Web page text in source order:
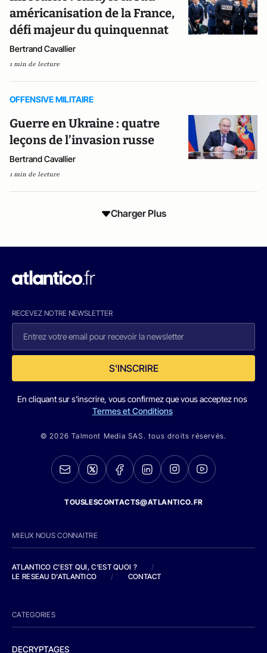
américanisation de la France,
défi majeur du quinquennat
Bertrand Cavallier
1 min de lecture
OFFENSIVE MILITAIRE
Guerre en Ukraine : quatre
leçons de l’invasion russe
Bertrand Cavallier
1 min de lecture
Charger Plus
RECEVEZ NOTRE NEWSLETTER
S'INSCRIRE
En cliquant sur s'inscrire, vous confirmez que vous acceptez nos
Termes et Conditions
© 2026 Talmont Media SAS. tous droits réservés.
TOUSLESCONTACTS@ATLANTICO.FR
MIEUX NOUS CONNAITRE
ATLANTICO C'EST QUI, C'EST QUOI ?
/
LE RESEAU D'ATLANTICO
/ CONTACT
CATEGORIES
DECRYPTAGES